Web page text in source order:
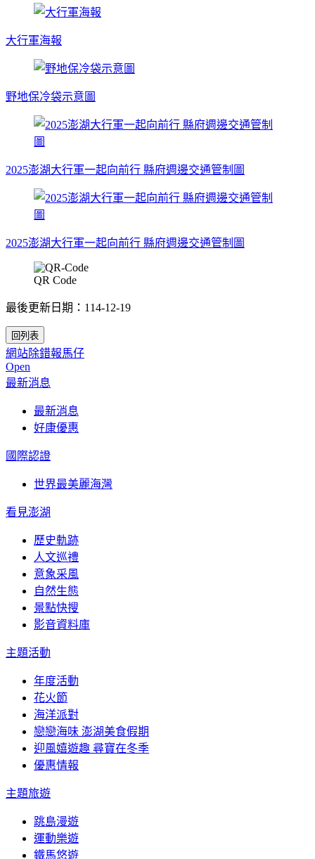
大行軍海報
野地保冷袋示意圖
2025澎湖大行軍一起向前行 縣府週邊交通管制圖
2025澎湖大行軍一起向前行 縣府週邊交通管制圖
QR Code
最後更新日期：114-12-19
網站除錯報馬仔
Open
最新消息
最新消息
好康優惠
國際認證
世界最美麗海灣
看見澎湖
歷史軌跡
人文巡禮
意象采風
自然生態
景點快搜
影音資料庫
主題活動
年度活動
花火節
海洋派對
戀戀海味 澎湖美食假期
迎風嬉遊趣 尋寶在冬季
優惠情報
主題旅遊
跳島漫遊
運動樂遊
鐵馬悠遊